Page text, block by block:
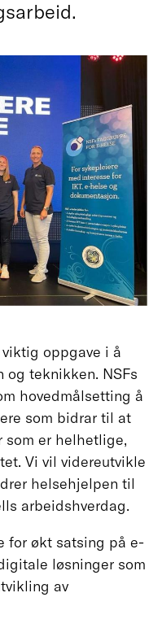
oppgave i å
teknikken. NSFs
hovedmålsetting å
som bidrar til at
som er helhetlige,
Vi vil videreutvikle
helsehjelpen til
arbeidshverdag.
for økt satsing på e-
løsninger som
av